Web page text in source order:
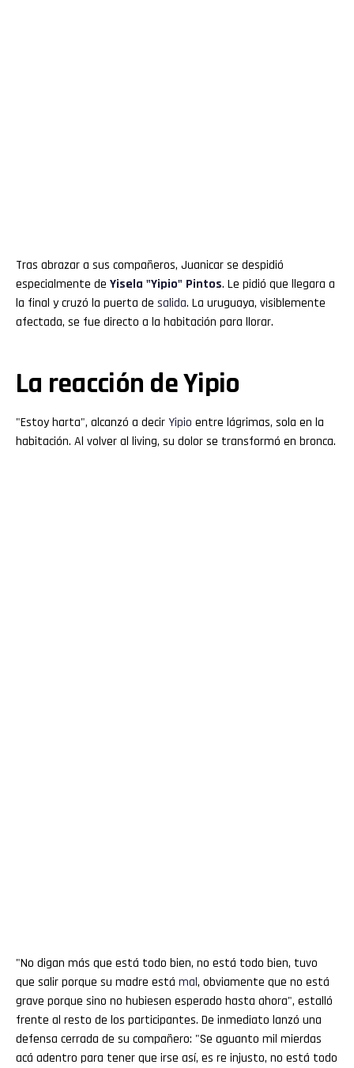
Tras abrazar a sus compañeros, Juanicar se despidió
especialmente de Yisela "Yipio" Pintos. Le pidió que llegara a
la final y cruzó la puerta de salida. La uruguaya, visiblemente
afectada, se fue directo a la habitación para llorar.
La reacción de Yipio
"Estoy harta", alcanzó a decir Yipio entre lágrimas, sola en la
habitación. Al volver al living, su dolor se transformó en bronca.
"No digan más que está todo bien, no está todo bien, tuvo
que salir porque su madre está mal, obviamente que no está
grave porque sino no hubiesen esperado hasta ahora", estalló
frente al resto de los participantes. De inmediato lanzó una
defensa cerrada de su compañero: "Se aguanto mil mierdas
acá adentro para tener que irse así, es re injusto, no está todo